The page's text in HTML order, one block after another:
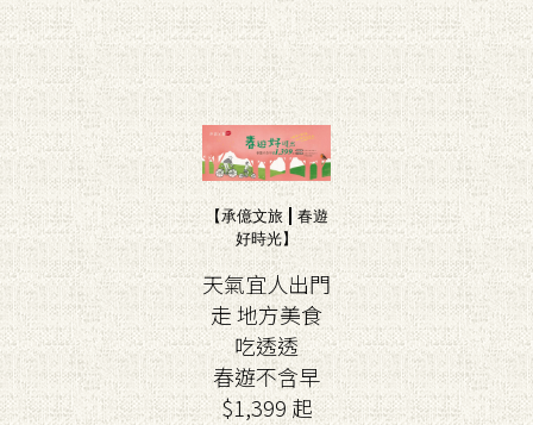
【承億文旅 | 春遊
好時光】
天氣宜人出門
走 地方美食
吃透透
春遊不含早
$1,399 起